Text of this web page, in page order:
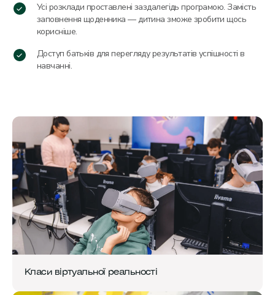
Усі розклади проставлені заздалегідь програмою. Замість
заповнення щоденника — дитина зможе зробити щось
корисніше.
Доступ батьків для перегляду результатів успішності в
навчанні.
Класи віртуальної реальності